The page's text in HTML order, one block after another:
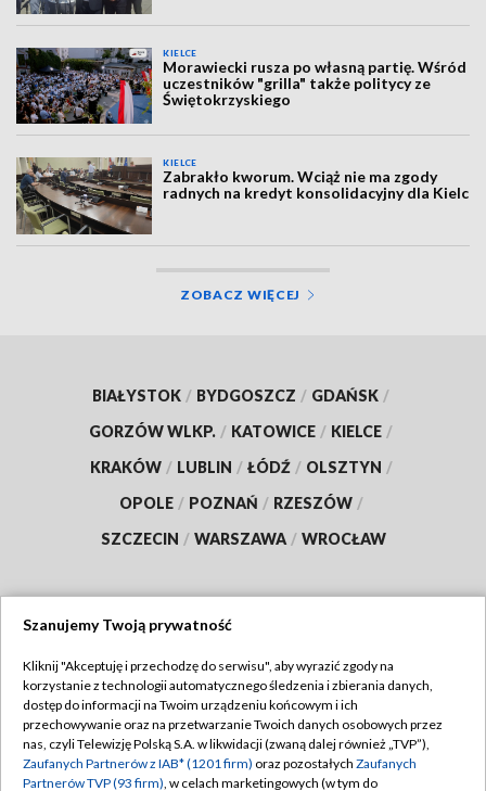
KIELCE
Morawiecki rusza po własną partię. Wśród
uczestników "grilla" także politycy ze
Świętokrzyskiego
KIELCE
Zabrakło kworum. Wciąż nie ma zgody
radnych na kredyt konsolidacyjny dla Kielc
ZOBACZ WIĘCEJ
BIAŁYSTOK / BYDGOSZCZ / GDAŃSK /
GORZÓW WLKP. / KATOWICE / KIELCE /
KRAKÓW / LUBLIN / ŁÓDŹ / OLSZTYN /
OPOLE / POZNAŃ / RZESZÓW /
SZCZECIN / WARSZAWA / WROCŁAW
TVP
Abonament TVP
Emisja w TVP
Regulamin TVP
Polityka prywatności
Szanujemy Twoją prywatność
Kliknij "Akceptuję i przechodzę do serwisu", aby wyrazić zgody na
korzystanie z technologii automatycznego śledzenia i zbierania danych,
dostęp do informacji na Twoim urządzeniu końcowym i ich
przechowywanie oraz na przetwarzanie Twoich danych osobowych przez
nas, czyli Telewizję Polską S.A. w likwidacji (zwaną dalej również „TVP”),
Zaufanych Partnerów z IAB* (1201 firm) oraz pozostałych Zaufanych
Partnerów TVP (93 firm), w celach marketingowych (w tym do